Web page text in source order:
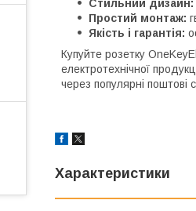
Стильний дизайн:
Простий монтаж:
Якість і гарантія:
Купуйте розетку
електротехнічної
через популярні поштові
Характеристики